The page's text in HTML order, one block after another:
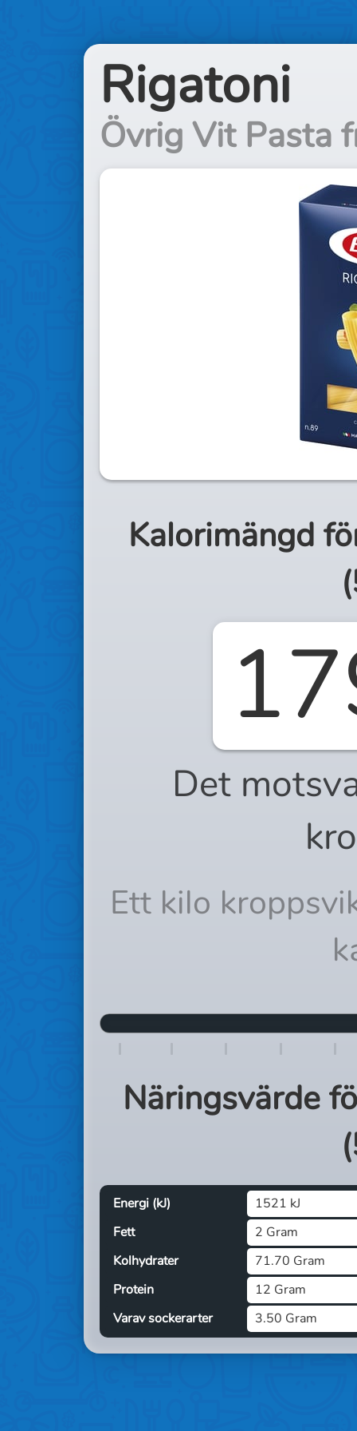
Rigatoni
Övrig Vit Pasta
Kalorimängd
(
Det
Ett kilo
Näringsvärde
(
Energi (kJ)
1521 kJ
Fett
2 Gram
Kolhydrater
71.70 Gram
Protein
12 Gram
Varav sockerarter
3.50 Gram